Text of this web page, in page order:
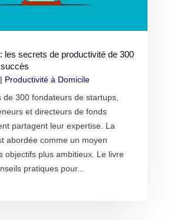
les secrets de productivité de 300
Productivité à Domicile
de 300 fondateurs de startups,
et directeurs de fonds
partagent leur expertise. La
abordée comme un moyen
objectifs plus ambitieux. Le livre
pratiques pour...